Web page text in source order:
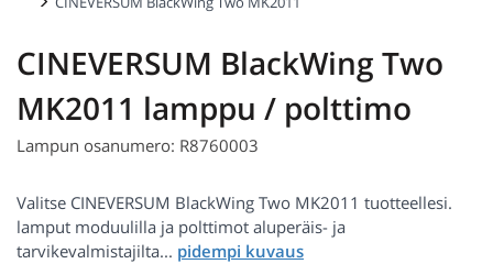
CINEVERSUM BlackWing Two
MK2011 lamppu / polttimo
Lampun osanumero: R8760003
Valitse CINEVERSUM BlackWing Two MK2011 tuotteellesi.
lamput moduulilla ja polttimot aluperäis- ja
tarvikevalmistajilta...